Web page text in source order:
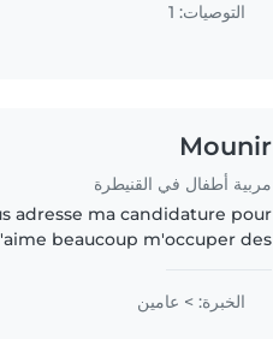
التوصيات: 1
Mounir
مربية أطفال في القنيطرة
adresse ma candidature pour
beaucoup m'occuper des
organiser des..
الخبرة: > عامين